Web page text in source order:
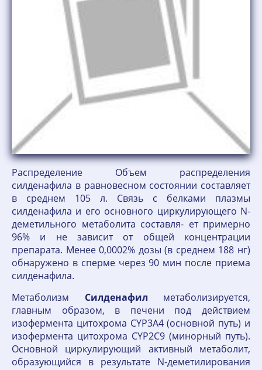
Распределение Объем распределения
силденафила в равновесном состоянии составляет
в среднем 105 л. Связь с белками плазмы
силденафила и его основного циркулирующего N-
деметильного метаболита составля- ет примерно
96% и не зависит от общей концентрации
препарата. Менее 0,0002% дозы (в среднем 188 нг)
обнаружено в сперме через 90 мин после приема
силденафила.
Метаболизм Силденафил метаболизируется,
главным образом, в печени под действием
изофермента цитохрома CYP3A4 (основной путь) и
изофермента цитохрома CYP2C9 (минорный путь).
Основной циркулирующий активный метаболит,
образующийся в результате N-деметилирования